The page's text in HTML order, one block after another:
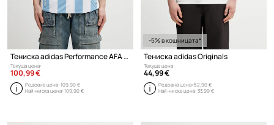
Тениска adidas Performance AFA H JSY 06 M
Текуща цена:
100,99 €
Редовна цена:109,90 €
Най-ниска цена:109,90 €
-5% в кошницата*
Тениска adidas Originals
Текуща цена:
44,99 €
Редовна цена:52,90 €
Най-ниска цена:33,99 €